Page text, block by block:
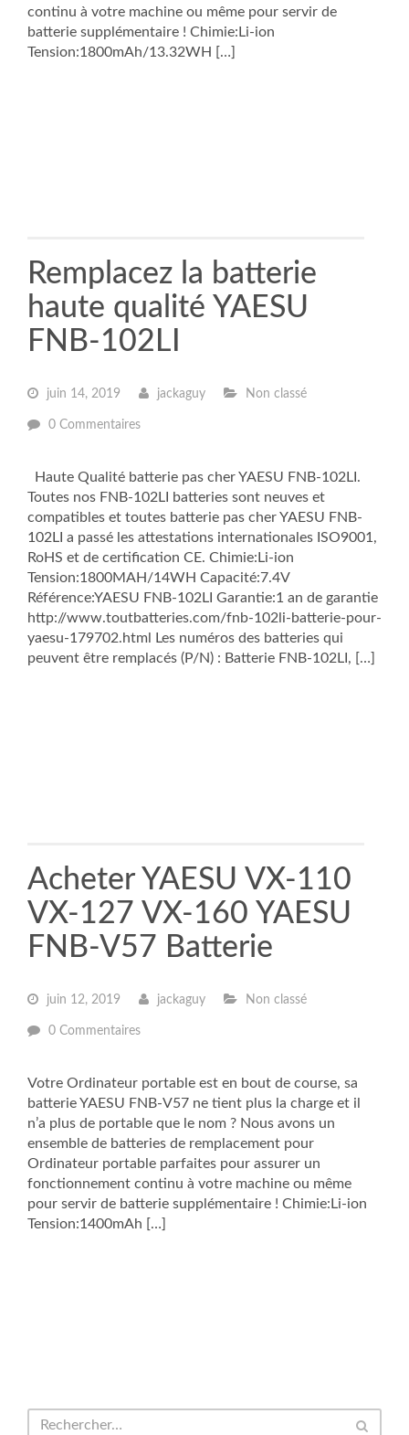
continu à votre machine ou même pour servir de
batterie supplémentaire ! Chimie:Li-ion
Tension:1800mAh/13.32WH […]
Remplacez la batterie
haute qualité YAESU
FNB-102LI
juin 14, 2019 jackaguy Non classé
0 Commentaires
Haute Qualité batterie pas cher YAESU FNB-102LI.
Toutes nos FNB-102LI batteries sont neuves et
compatibles et toutes batterie pas cher YAESU FNB-
102LI a passé les attestations internationales ISO9001,
RoHS et de certification CE. Chimie:Li-ion
Tension:1800MAH/14WH Capacité:7.4V
Référence:YAESU FNB-102LI Garantie:1 an de garantie
http://www.toutbatteries.com/fnb-102li-batterie-pour-
yaesu-179702.html Les numéros des batteries qui
peuvent être remplacés (P/N) : Batterie FNB-102LI, […]
Acheter YAESU VX-110
VX-127 VX-160 YAESU
FNB-V57 Batterie
juin 12, 2019 jackaguy Non classé
0 Commentaires
Votre Ordinateur portable est en bout de course, sa
batterie YAESU FNB-V57 ne tient plus la charge et il
n’a plus de portable que le nom ? Nous avons un
ensemble de batteries de remplacement pour
Ordinateur portable parfaites pour assurer un
fonctionnement continu à votre machine ou même
pour servir de batterie supplémentaire ! Chimie:Li-ion
Tension:1400mAh […]